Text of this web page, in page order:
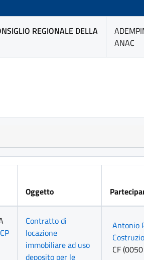
REGIONALE DELLA
ANAC
Oggetto
Contratto di
locazione
immobiliare ad uso
deposito per le
Antonio
CF